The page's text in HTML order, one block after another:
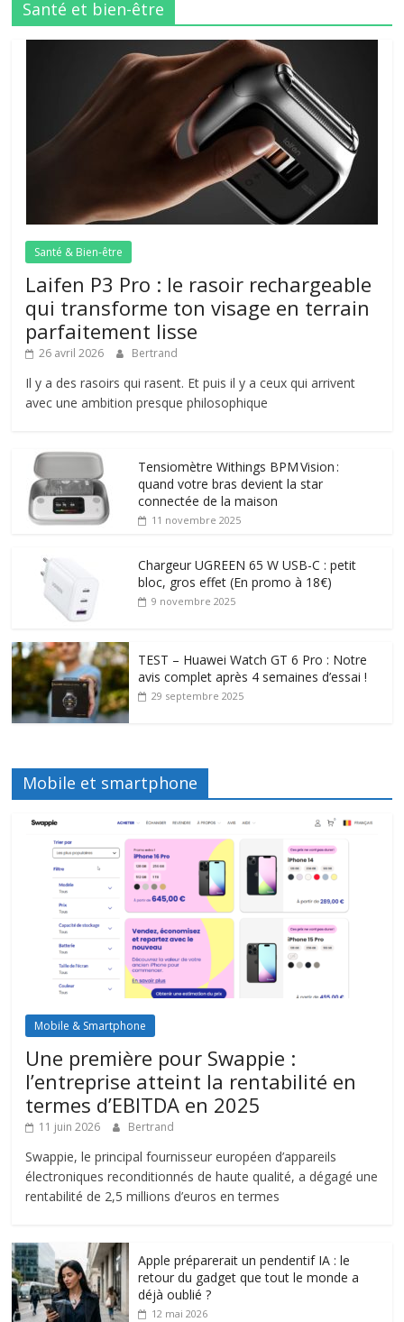
Santé et bien-être
Santé & Bien-être
Laifen P3 Pro : le rasoir rechargeable
qui transforme ton visage en terrain
parfaitement lisse
26 avril 2026 Bertrand
Il y a des rasoirs qui rasent. Et puis il y a ceux qui arrivent
avec une ambition presque philosophique
Tensiomètre Withings BPM Vision :
quand votre bras devient la star
connectée de la maison
11 novembre 2025
Chargeur UGREEN 65 W USB-C : petit
bloc, gros effet (En promo à 18€)
9 novembre 2025
TEST – Huawei Watch GT 6 Pro : Notre
avis complet après 4 semaines d’essai !
29 septembre 2025
Mobile et smartphone
Mobile & Smartphone
Une première pour Swappie :
l’entreprise atteint la rentabilité en
termes d’EBITDA en 2025
11 juin 2026 Bertrand
Swappie, le principal fournisseur européen d’appareils
électroniques reconditionnés de haute qualité, a dégagé une
rentabilité de 2,5 millions d’euros en termes
Apple préparerait un pendentif IA : le
retour du gadget que tout le monde a
déjà oublié ?
12 mai 2026